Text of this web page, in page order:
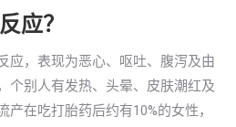
应？
应，表现为恶心、呕吐、腹泻及由
个别人有发热、头晕、皮肤潮红及
在吃打胎药后约有10%的女性，